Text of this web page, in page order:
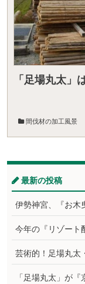
「足場丸太」
間伐材の加工風景
最新の投稿
伊勢神宮、『お木
今年の『リゾート
芸術的！足場丸太
「足場丸太」が